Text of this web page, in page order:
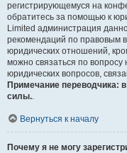
регистрирующемуся на
обратитесь за помощью к
Limited администрация
рекомендаций по правовым
юридических отношений,
можно связаться по вопросу
юридических вопросов,
Примечание переводчика:
силы..
Вернуться к началу
Почему я не могу